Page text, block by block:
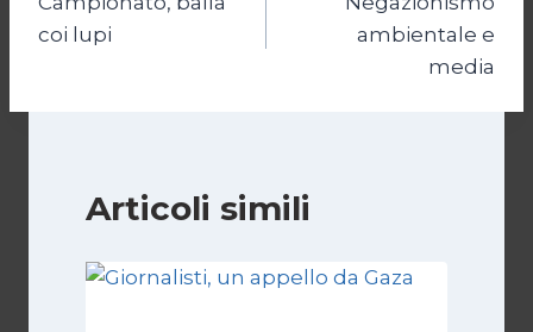
articoli
coi lupi
ambientale e
media
Articoli simili